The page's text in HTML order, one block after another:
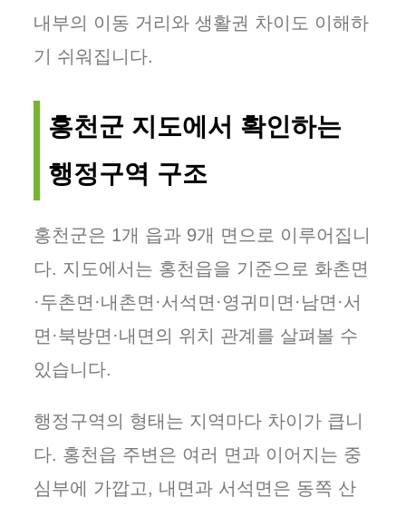
내부의 이동 거리와 생활권 차이도 이해하
기 쉬워집니다.
홍천군 지도에서 확인하는
행정구역 구조
홍천군은 1개 읍과 9개 면으로 이루어집니
다. 지도에서는 홍천읍을 기준으로 화촌면
·두촌면·내촌면·서석면·영귀미면·남면·서
면·북방면·내면의 위치 관계를 살펴볼 수
있습니다.
행정구역의 형태는 지역마다 차이가 큽니
다. 홍천읍 주변은 여러 면과 이어지는 중
심부에 가깝고, 내면과 서석면은 동쪽 산